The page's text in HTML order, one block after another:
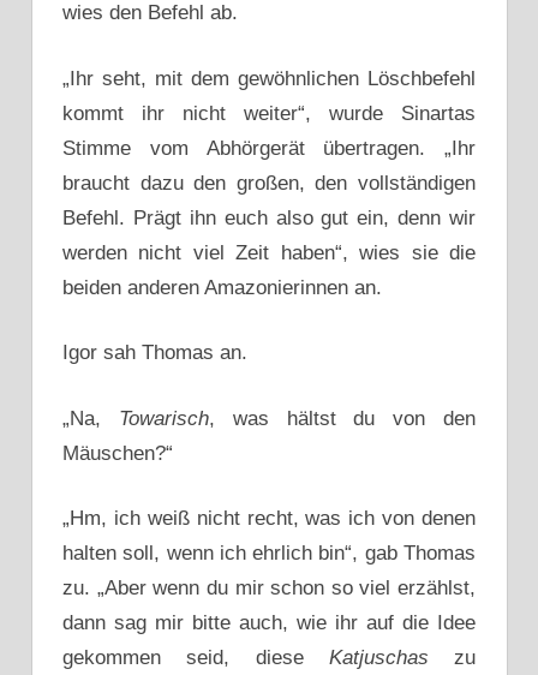
wies den Befehl ab.
„Ihr seht, mit dem gewöhnlichen Löschbefehl
kommt ihr nicht weiter“, wurde Sinartas
Stimme vom Abhörgerät übertragen. „Ihr
braucht dazu den großen, den vollständigen
Befehl. Prägt ihn euch also gut ein, denn wir
werden nicht viel Zeit haben“, wies sie die
beiden anderen Amazonierinnen an.
Igor sah Thomas an.
„Na, Towarisch, was hältst du von den
Mäuschen?“
„Hm, ich weiß nicht recht, was ich von denen
halten soll, wenn ich ehrlich bin“, gab Thomas
zu. „Aber wenn du mir schon so viel erzählst,
dann sag mir bitte auch, wie ihr auf die Idee
gekommen seid, diese Katjuschas zu